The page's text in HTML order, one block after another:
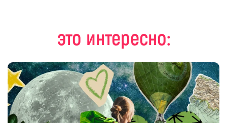
это интересно: